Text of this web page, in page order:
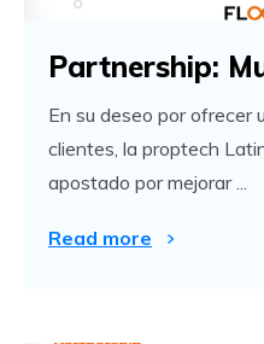
Partnership:
En su deseo por ofrecer
clientes, la proptech
apostado por mejorar ...
Read more